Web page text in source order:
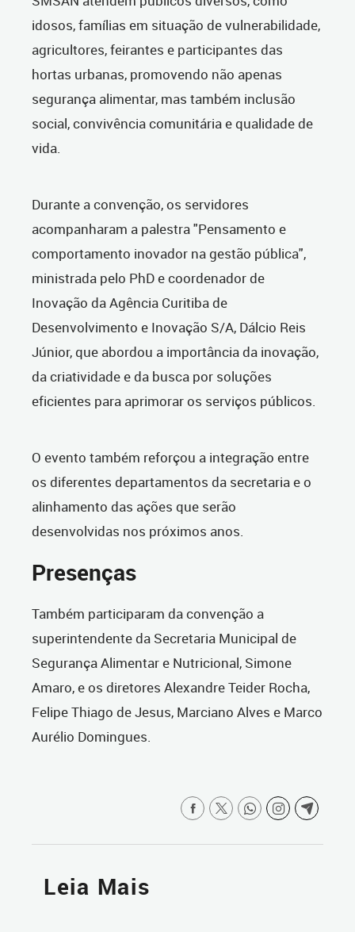
idosos, famílias em situação de vulnerabilidade,
agricultores, feirantes e participantes das
hortas urbanas, promovendo não apenas
segurança alimentar, mas também inclusão
social, convivência comunitária e qualidade de
vida.
Durante a convenção, os servidores
acompanharam a palestra "Pensamento e
comportamento inovador na gestão pública",
ministrada pelo PhD e coordenador de
Inovação da Agência Curitiba de
Desenvolvimento e Inovação S/A, Dálcio Reis
Júnior, que abordou a importância da inovação,
da criatividade e da busca por soluções
eficientes para aprimorar os serviços públicos.
O evento também reforçou a integração entre
os diferentes departamentos da secretaria e o
alinhamento das ações que serão
desenvolvidas nos próximos anos.
Presenças
Também participaram da convenção a
superintendente da Secretaria Municipal de
Segurança Alimentar e Nutricional, Simone
Amaro, e os diretores Alexandre Teider Rocha,
Felipe Thiago de Jesus, Marciano Alves e Marco
Aurélio Domingues.
Leia Mais